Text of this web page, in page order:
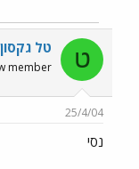
ט טל גקסון
member
25/4/04
נסי